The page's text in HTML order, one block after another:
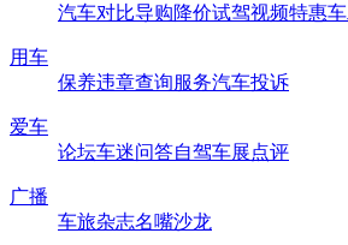
汽车对比导购降价试驾视频特惠车
用车
保养违章查询服务汽车投诉
爱车
论坛车迷问答自驾车展点评
广播
车旅杂志名嘴沙龙